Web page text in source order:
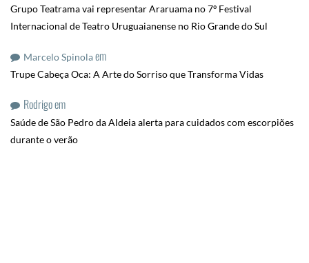
Grupo Teatrama vai representar Araruama no 7º Festival
Internacional de Teatro Uruguaianense no Rio Grande do Sul
Marcelo Spinolaem
Trupe Cabeça Oca: A Arte do Sorriso que Transforma Vidas
Rodrigoem
Saúde de São Pedro da Aldeia alerta para cuidados com escorpiões
durante o verão